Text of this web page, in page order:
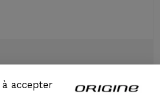
accepter